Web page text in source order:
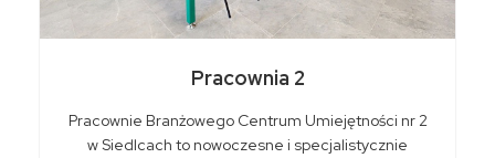
Pracownia 2
Pracownie Branżowego Centrum Umiejętności nr 2
w Siedlcach to nowoczesne i specjalistycznie